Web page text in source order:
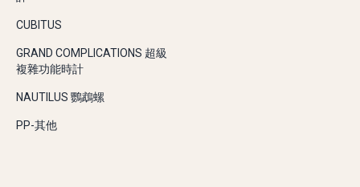
CUBITUS
GRAND COMPLICATIONS 超級
複雜功能時計
NAUTILUS 鸚鵡螺
PP-其他